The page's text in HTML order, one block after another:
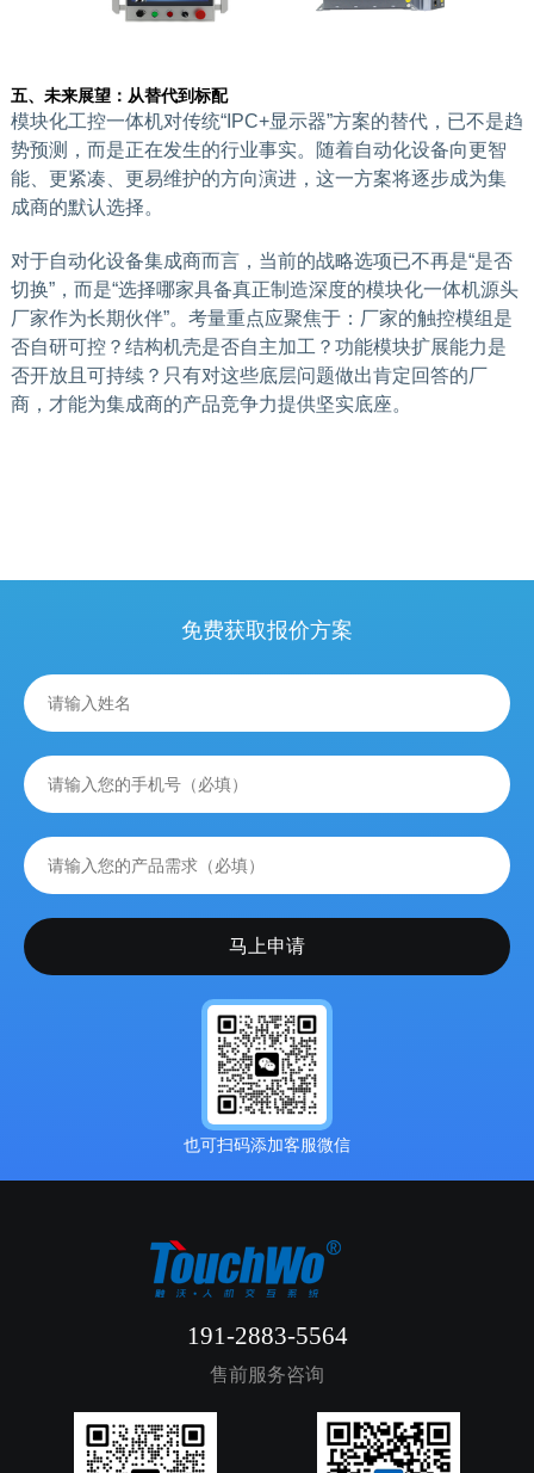
五、未来展望：从替代到标配
模块化工控一体机对传统“IPC+显示器”方案的替代，已不是趋
势预测，而是正在发生的行业事实。随着自动化设备向更智
能、更紧凑、更易维护的方向演进，这一方案将逐步成为集
成商的默认选择。
对于自动化设备集成商而言，当前的战略选项已不再是“是否
切换”，而是“选择哪家具备真正制造深度的模块化一体机源头
厂家作为长期伙伴”。考量重点应聚焦于：厂家的触控模组是
否自研可控？结构机壳是否自主加工？功能模块扩展能力是
否开放且可持续？只有对这些底层问题做出肯定回答的厂
商，才能为集成商的产品竞争力提供坚实底座。
免费获取报价方案
也可扫码添加客服微信
191-2883-5564
售前服务咨询